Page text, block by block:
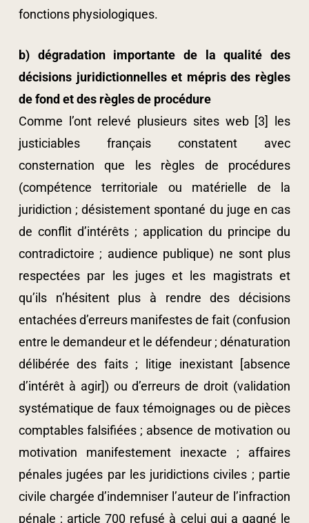
fonctions physiologiques.
b) dégradation importante de la qualité des
décisions juridictionnelles et mépris des règles
de fond et des règles de procédure
Comme l’ont relevé plusieurs sites web [3] les
justiciables français constatent avec
consternation que les règles de procédures
(compétence territoriale ou matérielle de la
juridiction ; désistement spontané du juge en cas
de conflit d’intérêts ; application du principe du
contradictoire ; audience publique) ne sont plus
respectées par les juges et les magistrats et
qu’ils n’hésitent plus à rendre des décisions
entachées d’erreurs manifestes de fait (confusion
entre le demandeur et le défendeur ; dénaturation
délibérée des faits ; litige inexistant [absence
d’intérêt à agir]) ou d’erreurs de droit (validation
systématique de faux témoignages ou de pièces
comptables falsifiées ; absence de motivation ou
motivation manifestement inexacte ; affaires
pénales jugées par les juridictions civiles ; partie
civile chargée d’indemniser l’auteur de l’infraction
pénale ; article 700 refusé à celui qui a gagné le